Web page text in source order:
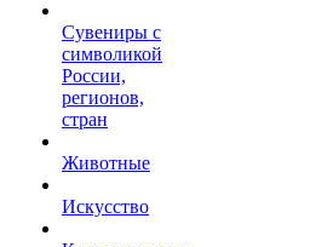
Сувениры с
символикой
России,
регионов,
стран
Животные
Искусство